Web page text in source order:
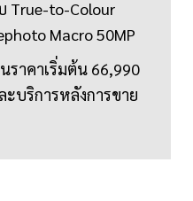
True-to-Colour
Macro 50MP
ราคาเริ่มต้น 66,990
บริการหลังการขาย